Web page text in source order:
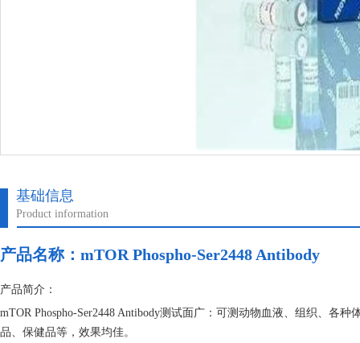
基础信息
Product information
产品名称： mTOR Phospho-Ser2448 Antibody
产品简介：
mTOR Phospho-Ser2448 Antibody测试面广：可测动物血液、组织、各
品、保健品等，效果均佳。